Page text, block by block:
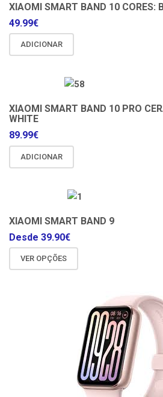
XIAOMI SMART BAND 10 CORES:
49.99€
ADICIONAR
XIAOMI SMART BAND 10 PRO
WHITE
89.99€
ADICIONAR
XIAOMI SMART BAND 9
Desde 39.90€
VER OPÇÕES